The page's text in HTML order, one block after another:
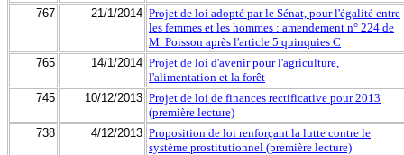
767
21/1/2014 Projet de loi adopté par le Sénat, pour l'égalité entre
les femmes et les hommes : amendement n° 224 de
M. Poisson après l'article 5 quinquies C
765
14/1/2014 Projet de loi d'avenir pour l'agriculture,
l'alimentation et la forêt
745
10/12/2013 Projet de loi de finances rectificative pour 2013
(première lecture)
738
4/12/2013 Proposition de loi renforçant la lutte contre le
système prostitutionnel (première lecture)